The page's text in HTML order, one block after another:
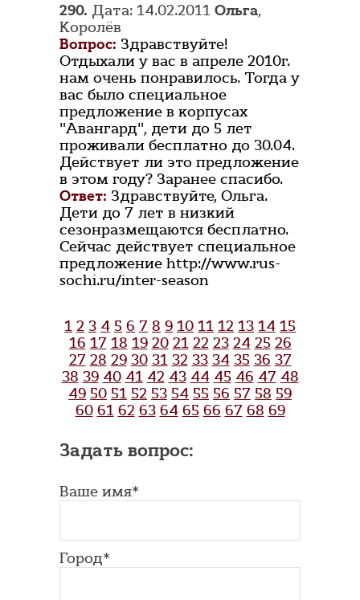
290. Дата: 14.02.2011 Ольга,
Королёв
Вопрос: Здравствуйте!
Отдыхали у вас в апреле 2010г.
нам очень понравилось. Тогда у
вас было специальное
предложение в корпусах
"Авангард", дети до 5 лет
проживали бесплатно до 30.04.
Действует ли это предложение
в этом году? Заранее спасибо.
Ответ: Здравствуйте, Ольга.
Дети до 7 лет в низкий
сезонразмещаются бесплатно.
Сейчас действует специальное
предложение http://www.rus-
sochi.ru/inter-season
1 2 3 4 5 6 7 8 9 10 11 12 13 14 15
16 17 18 19 20 21 22 23 24 25 26
27 28 29 30 31 32 33 34 35 36 37
38 39 40 41 42 43 44 45 46 47 48
49 50 51 52 53 54 55 56 57 58 59
60 61 62 63 64 65 66 67 68 69
Задать вопрос:
Ваше имя*
Город*